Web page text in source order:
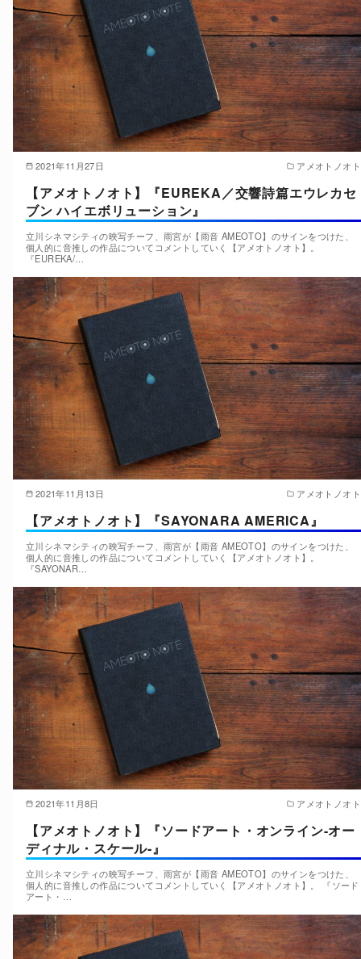
2021年11月27日 アメオトノオト
【アメオトノオト】『EUREKA／交響詩篇エウレカセ
ブン ハイエボリューション』
立川シネマシティの映写チーフ、雨宮が【雨音 AMEOTO】のサインをつけた、
個人的に音推しの作品についてコメントしていく【アメオトノオト】。
『EUREKA/…
2021年11月13日 アメオトノオト
【アメオトノオト】『SAYONARA AMERICA』
立川シネマシティの映写チーフ、雨宮が【雨音 AMEOTO】のサインをつけた、
個人的に音推しの作品についてコメントしていく【アメオトノオト】。
『SAYONAR…
2021年11月8日 アメオトノオト
【アメオトノオト】『ソードアート・オンライン-オー
ディナル・スケール-』
立川シネマシティの映写チーフ、雨宮が【雨音 AMEOTO】のサインをつけた、
個人的に音推しの作品についてコメントしていく【アメオトノオト】。 『ソード
アート・…